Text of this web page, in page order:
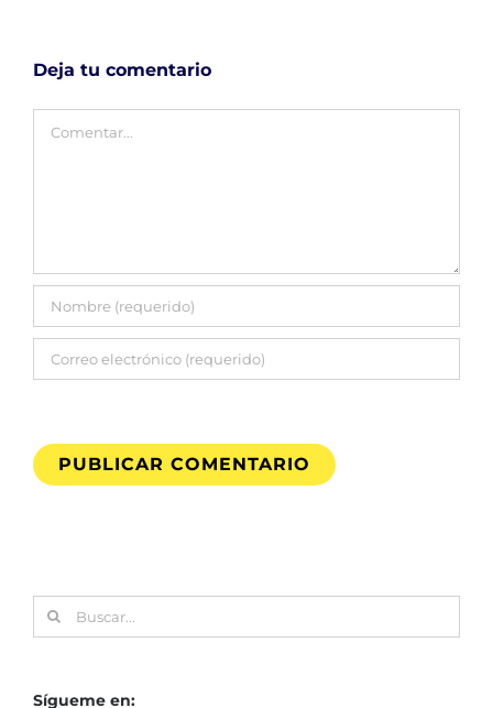
Deja tu comentario
Comentar
Buscar:
Sígueme en: